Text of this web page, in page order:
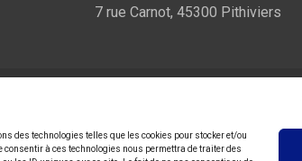
des technologies telles que les cookies pour stocker et/ou
à ces technologies nous permettra de traiter des
7 rue Carnot, 45300 Pithiviers